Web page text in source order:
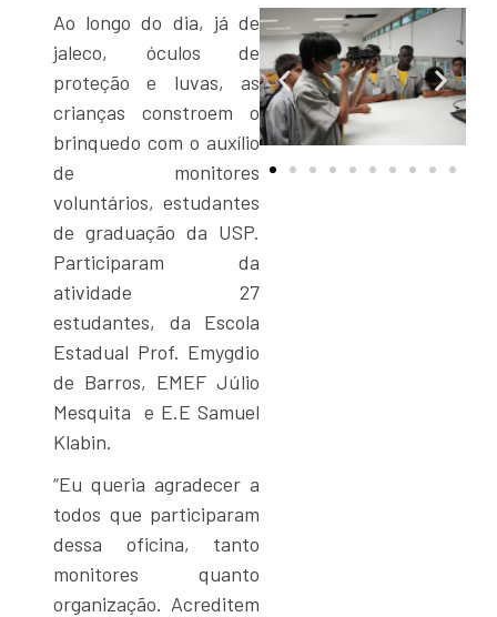
Ao longo do dia, já de
jaleco, óculos de
proteção e luvas, as
crianças constroem o
brinquedo com o auxílio
de monitores
voluntários, estudantes
de graduação da USP.
Participaram da
atividade 27
estudantes, da Escola
Estadual Prof. Emygdio
de Barros, EMEF Júlio
Mesquita e E.E Samuel
Klabin.
“Eu queria agradecer a
todos que participaram
dessa oficina, tanto
monitores quanto
organização. Acreditem